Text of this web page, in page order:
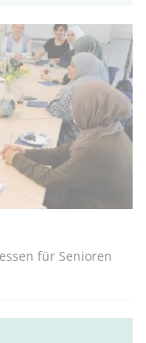
für Senioren